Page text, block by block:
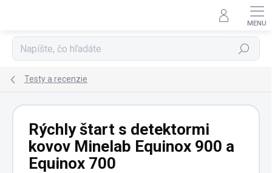
Hľadať
Testy a recenzie
Rýchly štart s detektormi
kovov Minelab Equinox 900 a
Equinox 700